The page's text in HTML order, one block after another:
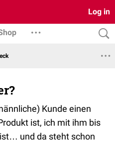
Log in
Kunde einen
ist, ich mit ihm bis
und da steht schon